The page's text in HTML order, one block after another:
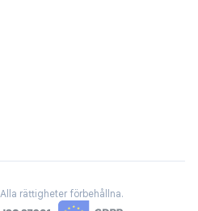
Alla rättigheter förbehållna.